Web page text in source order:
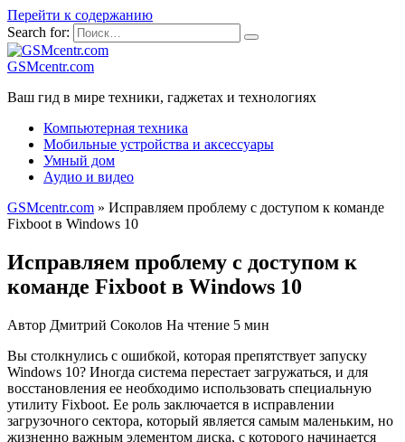
Перейти к содержанию
Search for:
GSMcentr.com
Ваш гид в мире техники, гаджетах и технологиях
Компьютерная техника
Мобильные устройства и аксессуары
Умный дом
Аудио и видео
GSMcentr.com » Исправляем проблему с доступом к команде
Fixboot в Windows 10
Исправляем проблему с доступом к
команде Fixboot в Windows 10
Автор Дмитрий Соколов На чтение 5 мин
Вы столкнулись с ошибкой, которая препятствует запуску
Windows 10? Иногда система перестает загружаться, и для
восстановления ее необходимо использовать специальную
утилиту Fixboot. Ее роль заключается в исправлении
загрузочного сектора, который является самым маленьким, но
жизненно важным элементом диска, с которого начинается